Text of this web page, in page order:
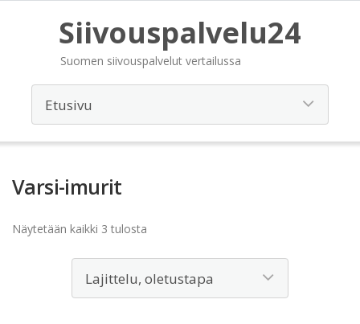
Siivouspalvelu24
Suomen siivouspalvelut vertailussa
Varsi-imurit
Näytetään kaikki 3 tulosta